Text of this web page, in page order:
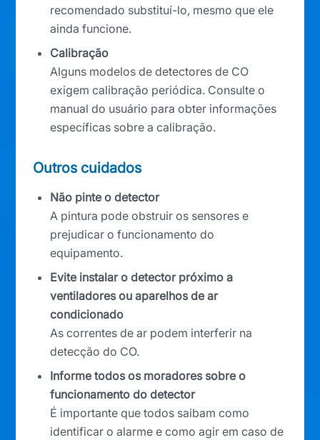
recomendado substituí-lo, mesmo que ele
ainda funcione.
Calibração
Alguns modelos de detectores de CO
exigem calibração periódica. Consulte o
manual do usuário para obter informações
específicas sobre a calibração.
Outros cuidados
Não pinte o detector
A pintura pode obstruir os sensores e
prejudicar o funcionamento do
equipamento.
Evite instalar o detector próximo a
ventiladores ou aparelhos de ar
condicionado
As correntes de ar podem interferir na
detecção do CO.
Informe todos os moradores sobre o
funcionamento do detector
É importante que todos saibam como
identificar o alarme e como agir em caso de